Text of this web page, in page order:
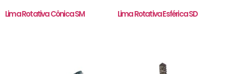
Lima Rotativa Cônica SM Lima Rotativa Esférica SD